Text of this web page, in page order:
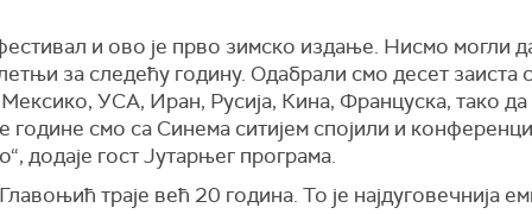
и ово је прво зимско издање. Нисмо могли
за следећу годину. Одабрали смо десет заиста
УСА, Иран, Русија, Кина, Француска, тако да
смо са Синема ситијем спојили и
додаје гост Јутарњег програма.
траје већ 20 година. То је најдуговечнија